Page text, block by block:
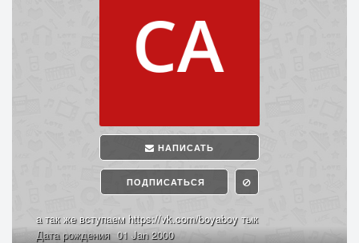
НАПИСАТЬ
ПОДПИСАТЬСЯ
а так же вступаем https://vk.com/boyaboy тык
Дата рождения 01 Jan 2000